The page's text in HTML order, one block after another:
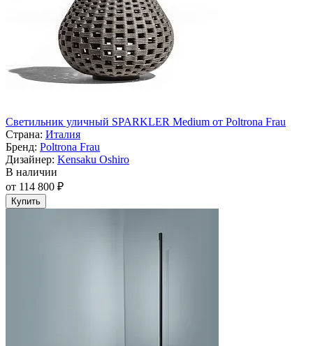
Светильник уличный SPARKLER Medium от Poltrona Frau
Страна: Италия
Бренд: Poltrona Frau
Дизайнер: Kensaku Oshiro
В наличии
от 114 800 ₽
Купить